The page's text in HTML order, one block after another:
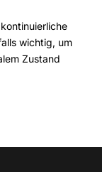
wichtig, um
Zustand